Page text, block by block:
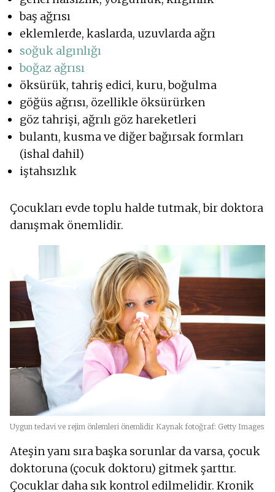
baş ağrısı
eklemlerde, kaslarda, uzuvlarda ağrı
soğuk algınlığı
boğaz ağrısı
öksürük, tahriş edici, kuru, boğulma
göğüs ağrısı, özellikle öksürürken
göz tahrişi, ağrılı göz hareketleri
bulantı, kusma ve diğer bağırsak formları
(ishal dahil)
iştahsızlık
Çocukları evde toplu halde tutmak, bir doktora
danışmak önemlidir.
Uygun tedavi ve rejim önlemleri önemlidir Kaynak fotoğraf: Getty Images
Ateşin yanı sıra başka sorunlar da varsa, çocuk
doktoruna (çocuk doktoru) gitmek şarttır.
Çocuklar daha sık kontrol edilmelidir. Kronik